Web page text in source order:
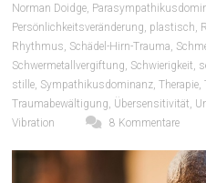
Norman Doidge,
Persönlichkeitsveränderung, plastisch,
Rhythmus, Schädel-Hirn-Trauma,
Schwermetallvergiftung, Schwierigkeit,
stille, Sympathikusdominanz,Therapie,
Traumabewältigung, Übersensitivität,
Vibration
8 Kommentare